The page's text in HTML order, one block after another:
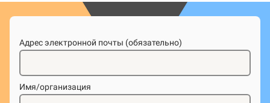
Адрес электронной почты (обязательно)
Имя/организация